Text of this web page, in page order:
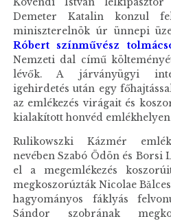
Demeter Katalin konzul
miniszterelnök úr ünnepi
Róbert színművész
Nemzeti dal című
lévők. A járványügyi
igehirdetés után egy
az emlékezés virágait és
kialakított honvéd
Rulikowszki Kázmér
nevében Szabó Ödön és Borsi
el a megemlékezés
megkoszorúzták Nicolae
hagyományos fáklyás
Sándor szobrának